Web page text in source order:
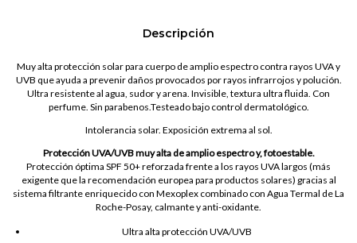
Descripción
Muy alta protección solar para cuerpo de amplio espectro contra rayos UVA y
UVB que ayuda a prevenir daños provocados por rayos infrarrojos y polución.
Ultra resistente al agua, sudor y arena. Invisible, textura ultra fluida. Con
perfume. Sin parabenos.Testeado bajo control dermatológico.
Intolerancia solar. Exposición extrema al sol.
Protección UVA/UVB muy alta de amplio espectro y, fotoestable.
Protección óptima SPF 50+ reforzada frente a los rayos UVA largos (más
exigente que la recomendación europea para productos solares) gracias al
sistema filtrante enriquecido con Mexoplex combinado con Agua Termal de La
Roche-Posay, calmante y anti-oxidante.
Ultra alta protección UVA/UVB